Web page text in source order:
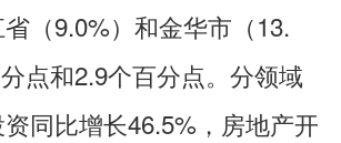
（9.0%）和金华市（13.
点和2.9个百分点。分领域
同比增长46.5%，房地产开